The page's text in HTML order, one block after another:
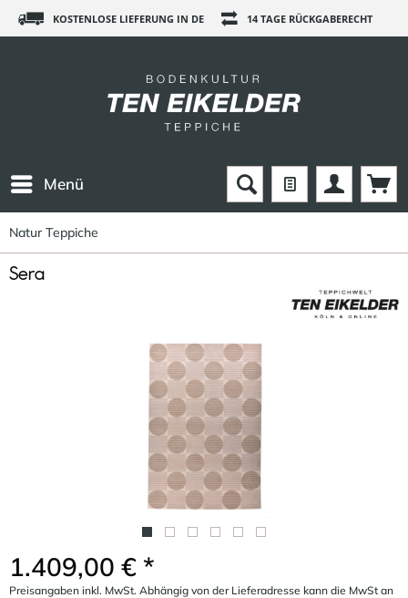
KOSTENLOSE LIEFERUNG IN DE 14 TAGE RÜCKGABERECHT
Menü
Natur Teppiche
Sera
1.409,00 € *
Preisangaben inkl. MwSt. Abhängig von der Lieferadresse kann die MwSt an